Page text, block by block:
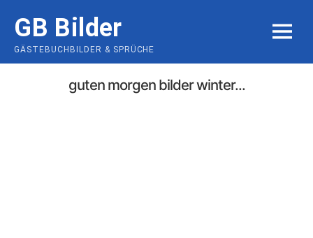
content
GB Bilder
GÄSTEBUCHBILDER & SPRÜCHE
MENU
guten morgen bilder winter...